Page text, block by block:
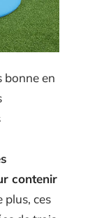
bonne en
contenir
plus, ces